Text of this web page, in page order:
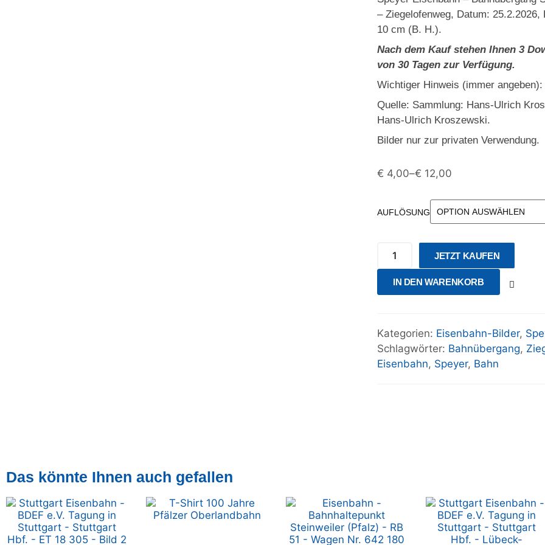
– Ziegelofenweg, Datum:
10 cm (B. H.).
Nach dem Kauf stehen Ihnen 3
von 30 Tagen zur Verfügung.
Wichtiger Hinweis (immer angeben):
Quelle: Sammlung: Hans-Ulrich
Hans-Ulrich Kroszewski.
Bilder nur zur privaten Verwendung.
€ 4,00–€ 12,00
AUFLÖSUNG
JETZT KAUFEN
IN DEN WARENKORB
Kategorien: Eisenbahn-Bilder,
Schlagwörter: Bahnübergang,
Eisenbahn, Speyer, Bahn
Das könnte Ihnen auch gefallen